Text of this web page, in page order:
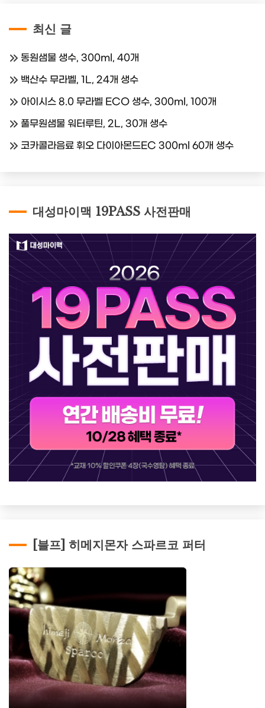
최신 글
동원샘물 생수, 300ml, 40개
백산수 무라벨, 1L, 24개 생수
아이시스 8.0 무라벨 ECO 생수, 300ml, 100개
풀무원샘물 워터루틴, 2L, 30개 생수
코카콜라음료 휘오 다이아몬드EC 300ml 60개 생수
대성마이맥 19PASS 사전판매
[블프] 히메지몬자 스파르코 퍼터